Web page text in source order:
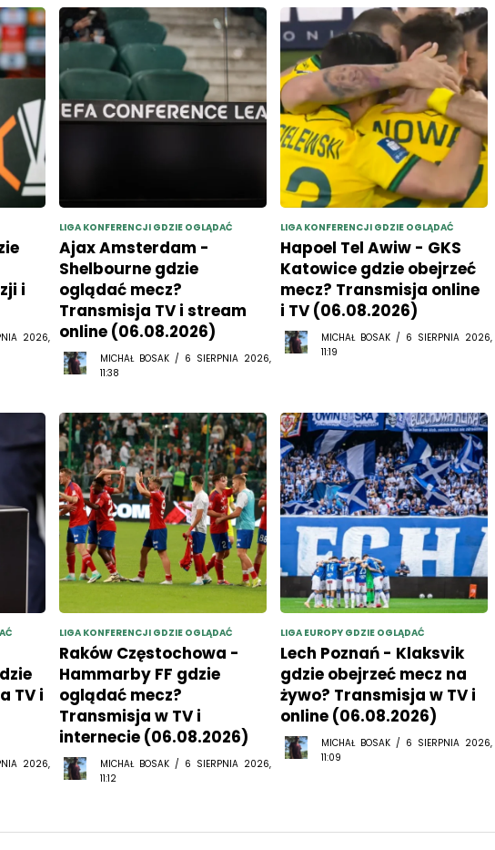
i
2026,
LIGA KONFERENCJI GDZIE OGLĄDAĆ
Ajax Amsterdam -
Shelbourne gdzie
oglądać mecz?
Transmisja TV i stream
online (06.08.2026)
MICHAŁ BOSAK / 6 SIERPNIA 2026,
11:38
LIGA KONFERENCJI GDZIE OGLĄDAĆ
Hapoel Tel Awiw - GKS
Katowice gdzie obejrzeć
mecz? Transmisja online
i TV (06.08.2026)
MICHAŁ BOSAK / 6 SIERPNIA 2026,
11:19
TV i
2026,
LIGA KONFERENCJI GDZIE OGLĄDAĆ
Raków Częstochowa -
Hammarby FF gdzie
oglądać mecz?
Transmisja w TV i
internecie (06.08.2026)
MICHAŁ BOSAK / 6 SIERPNIA 2026,
11:12
LIGA EUROPY GDZIE OGLĄDAĆ
Lech Poznań - Klaksvik
gdzie obejrzeć mecz na
żywo? Transmisja w TV i
online (06.08.2026)
MICHAŁ BOSAK / 6 SIERPNIA 2026,
11:09